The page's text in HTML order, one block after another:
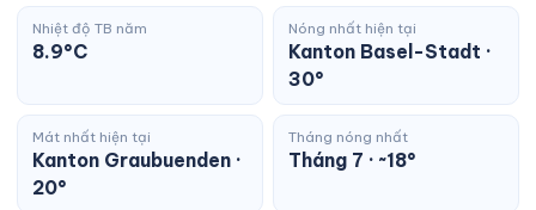
Nhiệt độ TB năm
8.9°C
Nóng nhất hiện tại
Kanton Basel-Stadt ·
30°
Mát nhất hiện tại
Kanton Graubuenden ·
20°
Tháng nóng nhất
Tháng 7 · ~18°